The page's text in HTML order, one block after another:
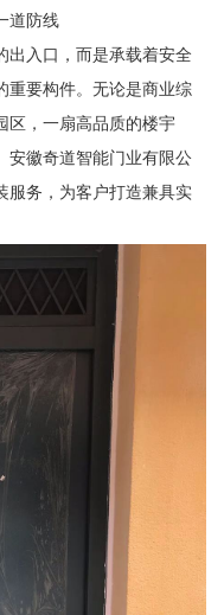
道防线
出入口，而是承载着安全
重要构件。无论是商业综
区，一扇高品质的楼宇
安徽奇道智能门业有限公
服务，为客户打造兼具实